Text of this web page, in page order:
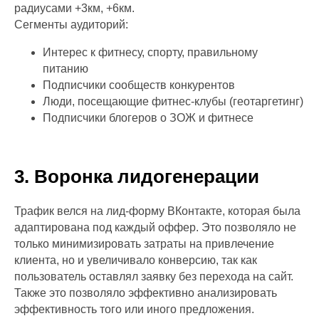
радиусами +3км, +6км.
Сегменты аудиторий:
Интерес к фитнесу, спорту, правильному
питанию
Подписчики сообществ конкурентов
Люди, посещающие фитнес-клубы (геотаргетинг)
Подписчики блогеров о ЗОЖ и фитнесе
3. Воронка лидогенерации
Трафик велся на лид-форму ВКонтакте, которая была
адаптирована под каждый оффер. Это позволяло не
только минимизировать затраты на привлечение
клиента, но и увеличивало конверсию, так как
пользователь оставлял заявку без перехода на сайт.
Также это позволяло эффективно анализировать
эффективность того или иного предложения.